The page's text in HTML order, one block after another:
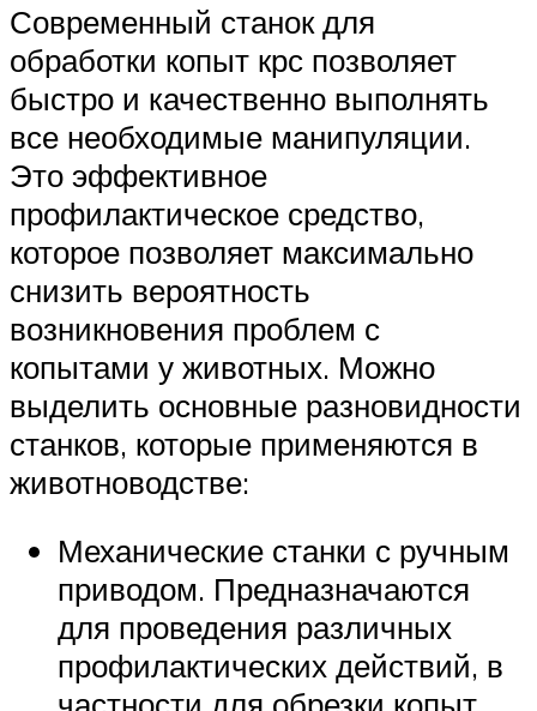
Современный станок для
обработки копыт крс позволяет
быстро и качественно выполнять
все необходимые манипуляции.
Это эффективное
профилактическое средство,
которое позволяет максимально
снизить вероятность
возникновения проблем с
копытами у животных. Можно
выделить основные разновидности
станков, которые применяются в
животноводстве:
Механические станки с ручным
приводом. Предназначаются
для проведения различных
профилактических действий, в